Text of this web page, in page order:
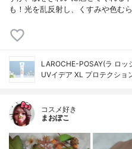
も！光を乱反射し、くすみや色む
LAROCHE-POSAY(ラ ロッ
UVイデア XL プロテクショ
コスメ好き
まおぽこ